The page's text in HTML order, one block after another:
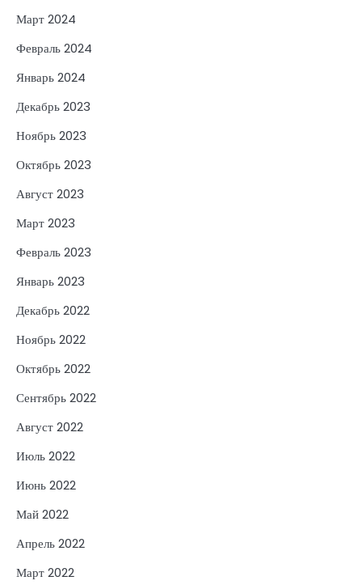
Март 2024
Февраль 2024
Январь 2024
Декабрь 2023
Ноябрь 2023
Октябрь 2023
Август 2023
Март 2023
Февраль 2023
Январь 2023
Декабрь 2022
Ноябрь 2022
Октябрь 2022
Сентябрь 2022
Август 2022
Июль 2022
Июнь 2022
Май 2022
Апрель 2022
Март 2022